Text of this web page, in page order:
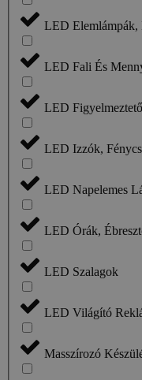
LED Elemlámpák,
LED Fali És
LED
LED Izzók,
LED Napelemes
LED Órák,
LED Szalagok
LED Világító
Masszírozó